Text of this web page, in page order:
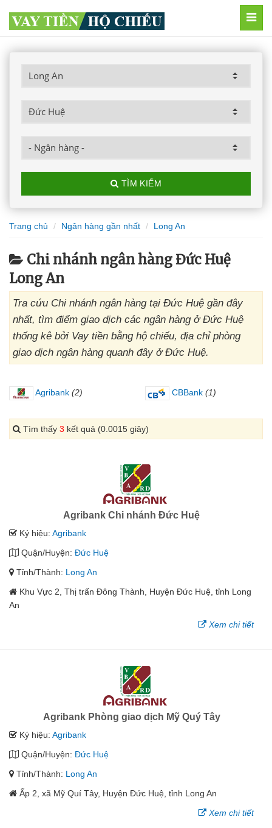
TÌM KIẾM
Trang chủ Ngân hàng gần nhất Long An
Chi nhánh ngân hàng Đức Huệ
Long An
Tra cứu Chi nhánh ngân hàng tại Đức Huệ gần đây
nhất, tìm điểm giao dịch các ngân hàng ở Đức Huệ
thống kê bởi Vay tiền bằng hộ chiếu, địa chỉ phòng
giao dịch ngân hàng quanh đây ở Đức Huệ.
Agribank (2) CBBank (1)
Tìm thấy 3 kết quả (0.0015 giây)
Agribank Chi nhánh Đức Huệ
Ký hiệu: Agribank
Quận/Huyện: Đức Huệ
Tỉnh/Thành: Long An
Khu Vực 2, Thị trấn Đông Thành, Huyện Đức Huệ, tỉnh Long
An
Xem chi tiết
Agribank Phòng giao dịch Mỹ Quý Tây
Ký hiệu: Agribank
Quận/Huyện: Đức Huệ
Tỉnh/Thành: Long An
Ấp 2, xã Mỹ Quí Tây, Huyện Đức Huệ, tỉnh Long An
Xem chi tiết